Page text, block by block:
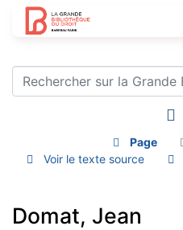
Page
Voir le texte source
Domat, Jean